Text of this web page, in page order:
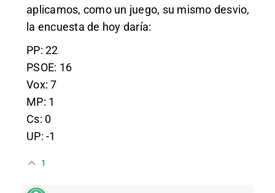
aplicamos, como un juego, su mismo desvio,
la encuesta de hoy daría:
PP: 22
PSOE: 16
Vox: 7
MP: 1
Cs: 0
UP: -1
1